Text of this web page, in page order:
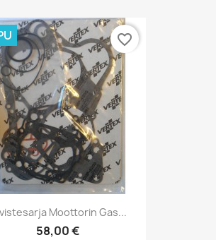
Moottorin Gas...
58,00 €
favorite_border